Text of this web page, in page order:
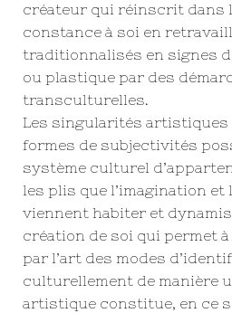
créateur qui réinscrit dans
constance à soi en
traditionnalisés en signes
ou plastique par des
transculturelles.
Les singularités artistiques
formes de subjectivités
système culturel
les plis que l’imagination et
viennent habiter et
création de soi qui permet
par l’art des modes
culturellement de manière
artistique constitue, en ce